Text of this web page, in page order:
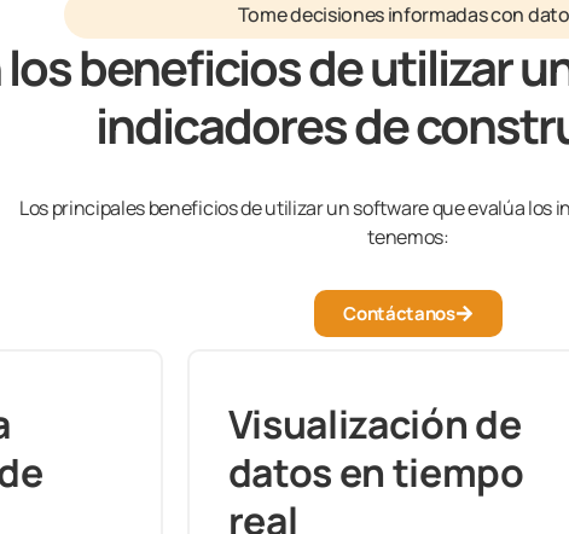
Tome decisiones informadas con
beneficios de utilizar
indicadores de
Los principales beneficios de utilizar un software que evalúa los
tenemos:
Contáctanos
Visualización de
datos en tiempo
real